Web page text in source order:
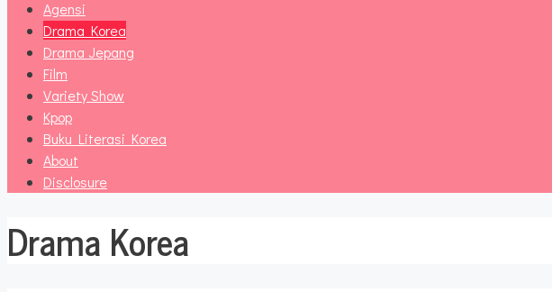
Agensi
Drama Korea
Drama Jepang
Film
Variety Show
Kpop
Buku Literasi Korea
About
Disclosure
Drama Korea